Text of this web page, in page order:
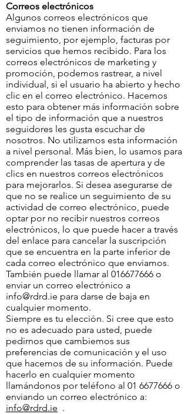
Correos electrónicos
Algunos correos electrónicos que
enviamos no tienen información de
seguimiento, por ejemplo, facturas por
servicios que hemos recibido. Para los
correos electrónicos de marketing y
promoción, podemos rastrear, a nivel
individual, si el usuario ha abierto y hecho
clic en el correo electrónico. Hacemos
esto para obtener más información sobre
el tipo de información que a nuestros
seguidores les gusta escuchar de
nosotros. No utilizamos esta información
a nivel personal. Más bien, lo usamos para
comprender las tasas de apertura y de
clics en nuestros correos electrónicos
para mejorarlos. Si desea asegurarse de
que no se realice un seguimiento de su
actividad de correo electrónico, puede
optar por no recibir nuestros correos
electrónicos, lo que puede hacer a través
del enlace para cancelar la suscripción
que se encuentra en la parte inferior de
cada correo electrónico que enviamos.
También puede llamar al 016677666 o
enviar un correo electrónico a
info@rdrd.ie para darse de baja en
cualquier momento.
Siempre es tu elección. Si cree que esto
no es adecuado para usted, puede
pedirnos que cambiemos sus
preferencias de comunicación y el uso
que hacemos de su información. Puede
hacerlo en cualquier momento
llamándonos por teléfono al 01 6677666 o
enviando un correo electrónico a:
info@rdrd.ie .